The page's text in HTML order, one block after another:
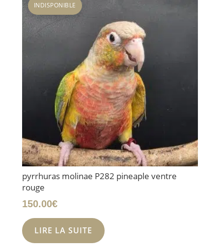
pyrrhuras molinae P282 pineaple ventre
rouge
150.00€
INDISPONIBLE
LIRE LA SUITE